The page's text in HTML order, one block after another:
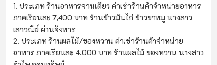
1. ประเภท ร้านอาหารจานเดียว ค่าเช่าร้านค้าจำหน่ายอาหาร
ภาคเรียนละ 7,400 บาท ร้านข้าวมันไก่ ข้าวขาหมู นางสาว
เสาวณีย์ ผ่านจังหาร
2. ประเภท ร้านผลไม้/ของหวาน ค่าเช่าร้านค้าจำหน่าย
อาหาร ภาคเรียนละ 4,000 บาท ร้านผลไม้ ของหวาน นางสาว